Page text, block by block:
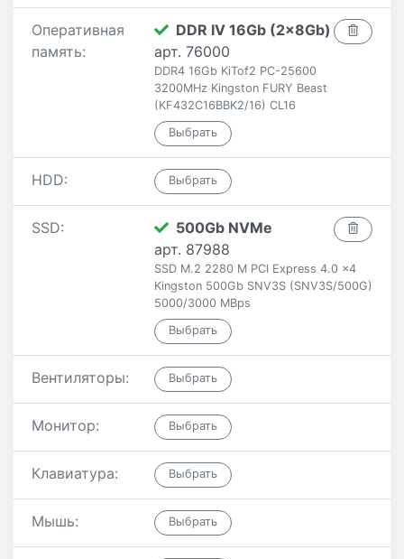
Оперативная
память:
DDR IV 16Gb (2x8Gb)
арт. 76000
DDR4 16Gb KiTof2 PC-25600
3200MHz Kingston FURY Beast
(KF432C16BBK2/16) CL16
HDD:
SSD:
500Gb NVMe
арт. 87988
SSD M.2 2280 M PCI Express 4.0 x4
Kingston 500Gb SNV3S (SNV3S/500G)
5000/3000 MBps
Вентиляторы:
Монитор:
Клавиатура:
Мышь: